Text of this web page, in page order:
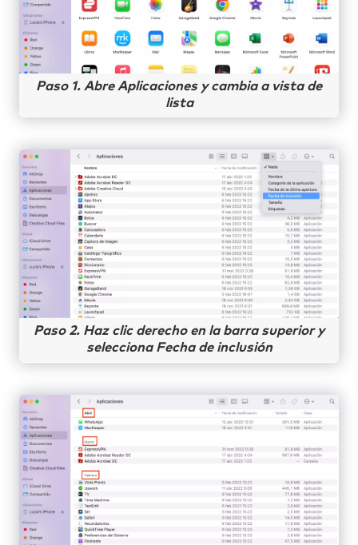
Paso 1. Abre Aplicaciones y cambia a vista de
lista
Paso 2. Haz clic derecho en la barra superior y
selecciona Fecha de inclusión